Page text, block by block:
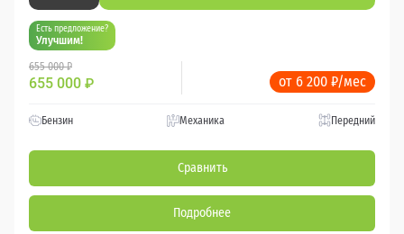
Есть предложение?
Улучшим!
655 000 ₽
655 000 ₽ от 6 200 ₽/мес
Бензин Механика Передний
Сравнить
Подробнее